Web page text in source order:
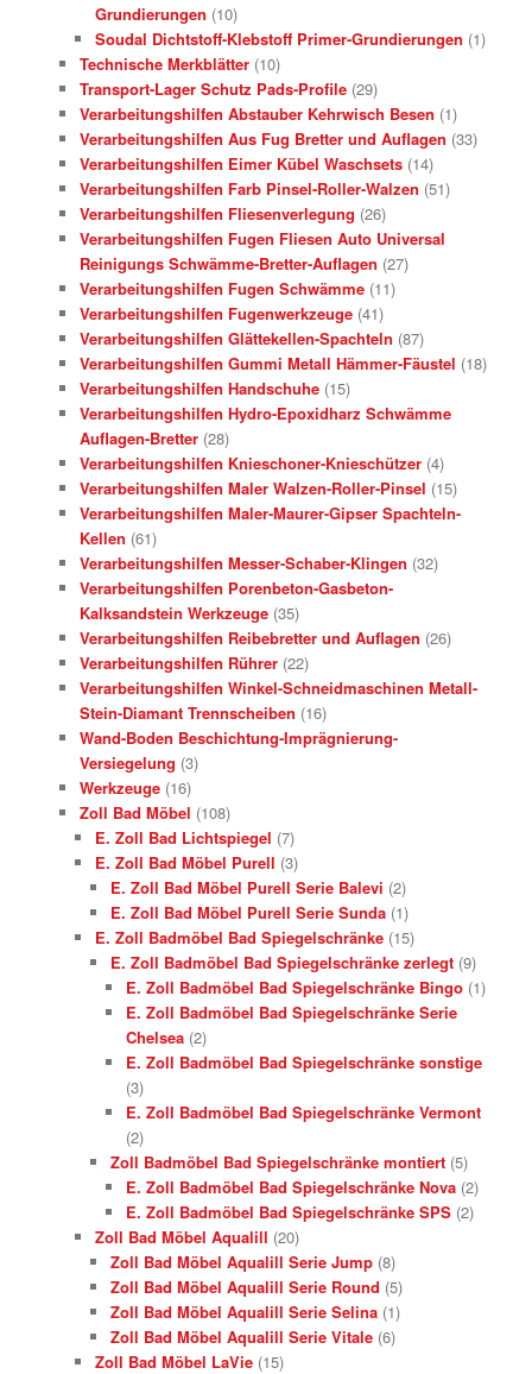
Grundierungen (10)
Soudal Dichtstoff-Klebstoff Primer-Grundierungen (1)
Technische Merkblätter (10)
Transport-Lager Schutz Pads-Profile (29)
Verarbeitungshilfen Abstauber Kehrwisch Besen (1)
Verarbeitungshilfen Aus Fug Bretter und Auflagen (33)
Verarbeitungshilfen Eimer Kübel Waschsets (14)
Verarbeitungshilfen Farb Pinsel-Roller-Walzen (51)
Verarbeitungshilfen Fliesenverlegung (26)
Verarbeitungshilfen Fugen Fliesen Auto Universal
Reinigungs Schwämme-Bretter-Auflagen (27)
Verarbeitungshilfen Fugen Schwämme (11)
Verarbeitungshilfen Fugenwerkzeuge (41)
Verarbeitungshilfen Glättekellen-Spachteln (87)
Verarbeitungshilfen Gummi Metall Hämmer-Fäustel (18)
Verarbeitungshilfen Handschuhe (15)
Verarbeitungshilfen Hydro-Epoxidharz Schwämme
Auflagen-Bretter (28)
Verarbeitungshilfen Knieschoner-Knieschützer (4)
Verarbeitungshilfen Maler Walzen-Roller-Pinsel (15)
Verarbeitungshilfen Maler-Maurer-Gipser Spachteln-
Kellen (61)
Verarbeitungshilfen Messer-Schaber-Klingen (32)
Verarbeitungshilfen Porenbeton-Gasbeton-
Kalksandstein Werkzeuge (35)
Verarbeitungshilfen Reibebretter und Auflagen (26)
Verarbeitungshilfen Rührer (22)
Verarbeitungshilfen Winkel-Schneidmaschinen Metall-
Stein-Diamant Trennscheiben (16)
Wand-Boden Beschichtung-Imprägnierung-
Versiegelung (3)
Werkzeuge (16)
Zoll Bad Möbel (108)
E. Zoll Bad Lichtspiegel (7)
E. Zoll Bad Möbel Purell (3)
E. Zoll Bad Möbel Purell Serie Balevi (2)
E. Zoll Bad Möbel Purell Serie Sunda (1)
E. Zoll Badmöbel Bad Spiegelschränke (15)
E. Zoll Badmöbel Bad Spiegelschränke zerlegt (9)
E. Zoll Badmöbel Bad Spiegelschränke Bingo (1)
E. Zoll Badmöbel Bad Spiegelschränke Serie
Chelsea (2)
E. Zoll Badmöbel Bad Spiegelschränke sonstige
(3)
E. Zoll Badmöbel Bad Spiegelschränke Vermont
(2)
Zoll Badmöbel Bad Spiegelschränke montiert (5)
E. Zoll Badmöbel Bad Spiegelschränke Nova (2)
E. Zoll Badmöbel Bad Spiegelschränke SPS (2)
Zoll Bad Möbel Aqualill (20)
Zoll Bad Möbel Aqualill Serie Jump (8)
Zoll Bad Möbel Aqualill Serie Round (5)
Zoll Bad Möbel Aqualill Serie Selina (1)
Zoll Bad Möbel Aqualill Serie Vitale (6)
Zoll Bad Möbel LaVie (15)